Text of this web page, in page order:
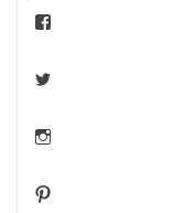
Facebook
Twitter
Instagram
Pinterest